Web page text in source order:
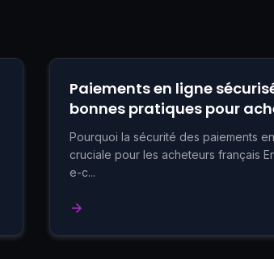
Paiements en ligne
bonnes pratiques pour
sans risque sur les e-
français
Pourquoi la sécurité des paiements
cruciale pour les acheteurs français
e-c...